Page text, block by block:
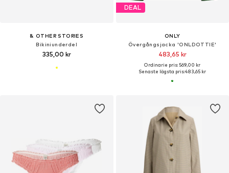
& OTHER STORIES
Bikiniunderdel
335,00 kr
DEAL
ONLY
Övergångsjacka 'ONLDOTTIE'
483,65 kr
Ordinarie pris: 569,00 kr
Senaste lägsta pris:483,65 kr